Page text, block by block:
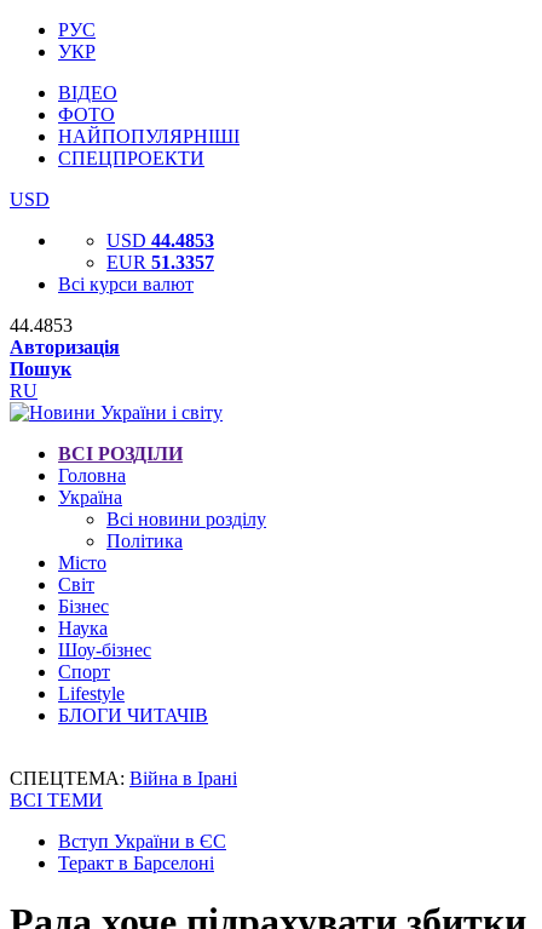
РУС
УКР
ВІДЕО
ФОТО
НАЙПОПУЛЯРНІШІ
СПЕЦПРОЕКТИ
USD
USD 44.4853
EUR 51.3357
Всі курси валют
44.4853
Авторизація
Пошук
RU
ВСІ РОЗДІЛИ
Головна
Україна
Всі новини розділу
Політика
Місто
Світ
Бізнес
Наука
Шоу-бізнес
Спорт
Lifestyle
БЛОГИ ЧИТАЧІВ
СПЕЦТЕМА: Війна в Ірані
ВСІ ТЕМИ
Вступ України в ЄС
Теракт в Барселоні